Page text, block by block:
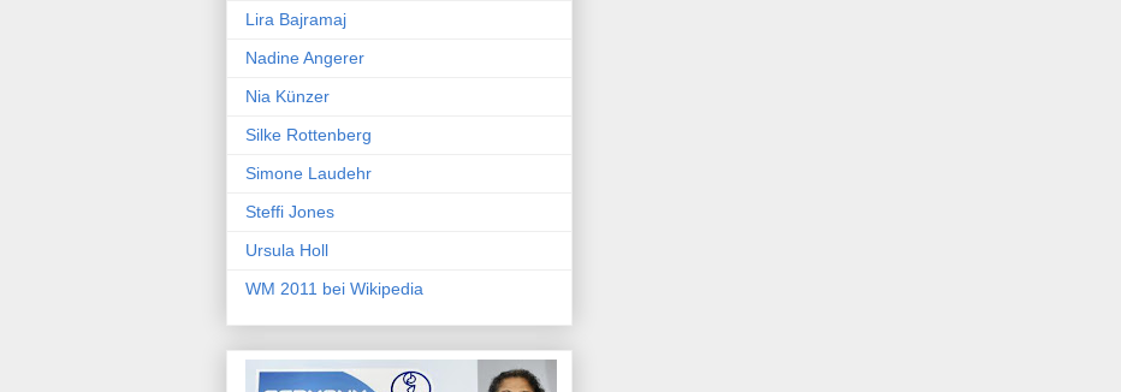
Lira Bajramaj
Nadine Angerer
Nia Künzer
Silke Rottenberg
Simone Laudehr
Steffi Jones
Ursula Holl
WM 2011 bei Wikipedia